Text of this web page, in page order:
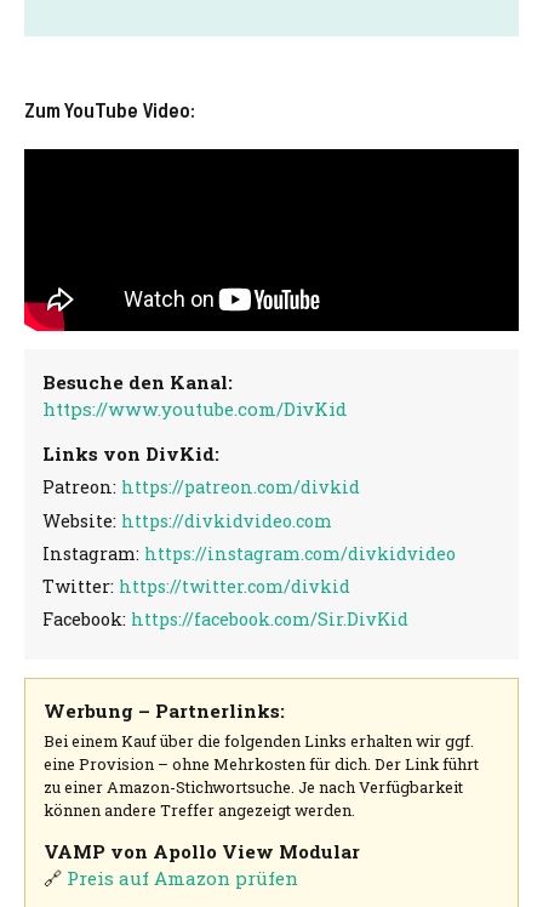
Zum YouTube Video:
Besuche den Kanal:
https://www.youtube.com/DivKid
Links von DivKid:
Patreon: https://patreon.com/divkid
Website: https://divkidvideo.com
Instagram: https://instagram.com/divkidvideo
Twitter: https://twitter.com/divkid
Facebook: https://facebook.com/Sir.DivKid
Werbung – Partnerlinks:
Bei einem Kauf über die folgenden Links erhalten wir ggf.
eine Provision – ohne Mehrkosten für dich. Der Link führt
zu einer Amazon-Stichwortsuche. Je nach Verfügbarkeit
können andere Treffer angezeigt werden.
VAMP von Apollo View Modular
🔗 Preis auf Amazon prüfen